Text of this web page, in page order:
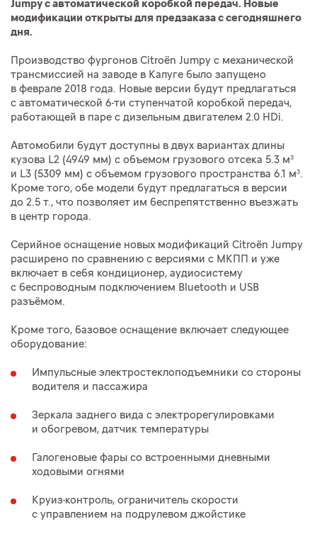
Jumpy с автоматической коробкой передач. Новые
модификации открыты для предзаказа с сегодняшнего
дня.
Производство фургонов Citroёn Jumpy с механической
трансмиссией на заводе в Калуге было запущено
в феврале 2018 года. Новые версии будут предлагаться
с автоматической 6-ти ступенчатой коробкой передач,
работающей в паре с дизельным двигателем 2.0 HDi.
Автомобили будут доступны в двух вариантах длины
кузова L2 (4949 мм) с объемом грузового отсека 5.3 м³
и L3 (5309 мм) с объемом грузового пространства 6.1 м³.
Кроме того, обе модели будут предлагаться в версии
до 2.5 т., что позволяет им беспрепятственно въезжать
в центр города.
Серийное оснащение новых модификаций Citroёn Jumpy
расширено по сравнению с версиями с МКПП и уже
включает в себя кондиционер, аудиосистему
с беспроводным подключением Bluetooth и USB
разъёмом.
Кроме того, базовое оснащение включает следующее
оборудование:
Импульсные электростеклоподъемники со стороны
водителя и пассажира
Зеркала заднего вида с электрорегулировками
и обогревом, датчик температуры
Галогеновые фары со встроенными дневными
ходовыми огнями
Круиз-контроль, ограничитель скорости
с управлением на подрулевом джойстике